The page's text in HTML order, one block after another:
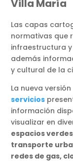
Villa María
Las capas
normativas que
infraestructura
además
y cultural de la
La nueva versión
servicios
información
visualizar en
espacios verdes
transporte
redes de gas,